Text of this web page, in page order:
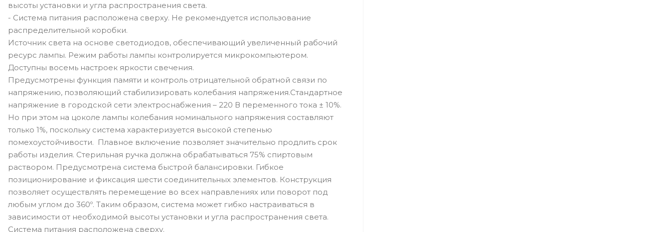
высоты установки и угла распространения света.
- Система питания расположена сверху. Не рекомендуется использование
распределительной коробки.
Источник света на основе светодиодов, обеспечивающий увеличенный рабочий
ресурс лампы. Режим работы лампы контролируется микрокомпьютером.
Доступны восемь настроек яркости свечения.
Предусмотрены функция памяти и контроль отрицательной обратной связи по
напряжению, позволяющий стабилизировать колебания напряжения.Стандартное
напряжение в городской сети электроснабжения – 220 В переменного тока ± 10%.
Но при этом на цоколе лампы колебания номинального напряжения составляют
только 1%, поскольку система характеризуется высокой степенью
помехоустойчивости. Плавное включение позволяет значительно продлить срок
работы изделия. Стерильная ручка должна обрабатываться 75% спиртовым
раствором. Предусмотрена система быстрой балансировки. Гибкое
позиционирование и фиксация шести соединительных элементов. Конструкция
позволяет осуществлять перемещение во всех направлениях или поворот под
любым углом до 360º. Таким образом, система может гибко настраиваться в
зависимости от необходимой высоты установки и угла распространения света.
Система питания расположена сверху.